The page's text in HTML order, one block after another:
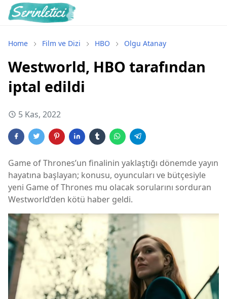
Home Film ve Dizi HBO Olgu Atanay
Westworld, HBO tarafından
iptal edildi
5 Kas, 2022
Game of Thrones’un finalinin yaklaştığı dönemde yayın
hayatına başlayan; konusu, oyuncuları ve bütçesiyle
yeni Game of Thrones mu olacak sorularını sorduran
Westworld’den kötü haber geldi.